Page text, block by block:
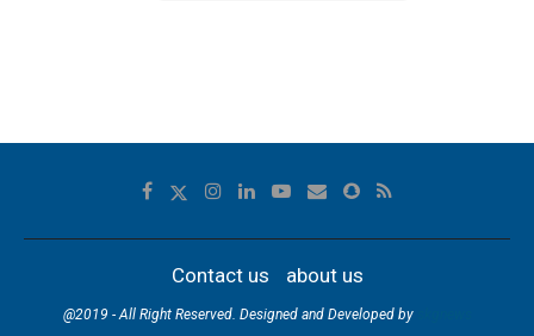
Contact us about us
@2019 - All Right Reserved. Designed and Developed by